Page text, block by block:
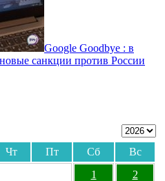
Google Goodbye : в
санкции против России
Чт Пт Сб
Вс
1
2